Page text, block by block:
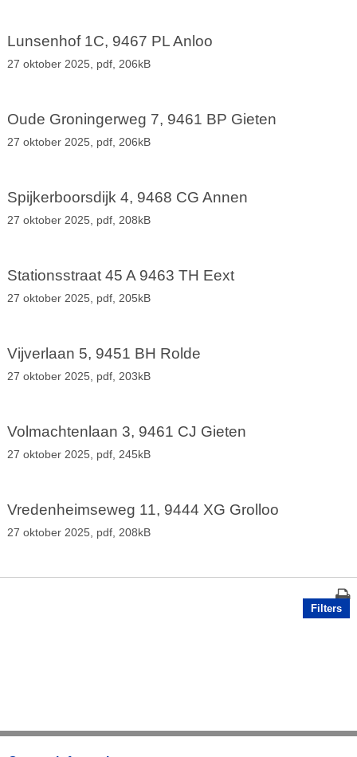
Lunsenhof 1C, 9467 PL Anloo
27 oktober 2025, pdf, 206kB
Oude Groningerweg 7, 9461 BP Gieten
27 oktober 2025, pdf, 206kB
Spijkerboorsdijk 4, 9468 CG Annen
27 oktober 2025, pdf, 208kB
Stationsstraat 45 A 9463 TH Eext
27 oktober 2025, pdf, 205kB
Vijverlaan 5, 9451 BH Rolde
27 oktober 2025, pdf, 203kB
Volmachtenlaan 3, 9461 CJ Gieten
27 oktober 2025, pdf, 245kB
Vredenheimseweg 11, 9444 XG Grolloo
27 oktober 2025, pdf, 208kB
Filters